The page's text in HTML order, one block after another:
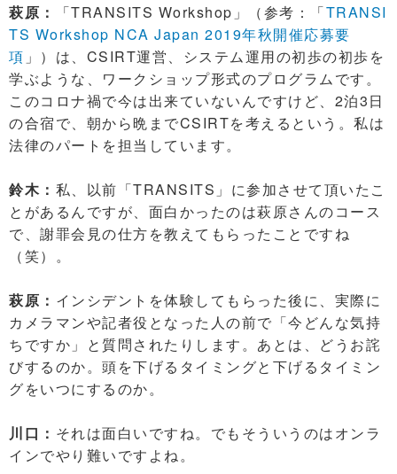
萩原： 「TRANSITS Workshop」（参考：「TRANSI
TS Workshop NCA Japan 2019年秋開催応募要
項 」）は、CSIRT運営、システム運用の初歩の初歩を
学ぶような、ワークショップ形式のプログラムです。
このコロナ禍で今は出来ていないんですけど、2泊3日
の合宿で、朝から晩までCSIRTを考えるという。私は
法律のパートを担当しています。
鈴木： 私、以前「TRANSITS」に参加させて頂いたこ
とがあるんですが、面白かったのは萩原さんのコース
で、謝罪会見の仕方を教えてもらったことですね
（笑）。
萩原： インシデントを体験してもらった後に、実際に
カメラマンや記者役となった人の前で「今どんな気持
ちですか」と質問されたりします。あとは、どうお詫
びするのか。頭を下げるタイミングと下げるタイミン
グをいつにするのか。
川口： それは面白いですね。でもそういうのはオンラ
インでやり難いですよね。